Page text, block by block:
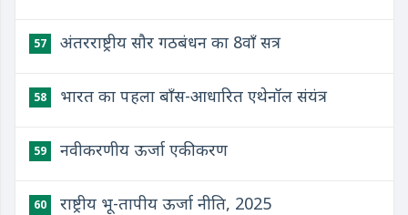
57 अंतरराष्ट्रीय सौर गठबंधन का 8वाँ सत्र
58 भारत का पहला बाँस-आधारित एथेनॉल संयंत्र
59 नवीकरणीय ऊर्जा एकीकरण
60 राष्ट्रीय भू-तापीय ऊर्जा नीति, 2025